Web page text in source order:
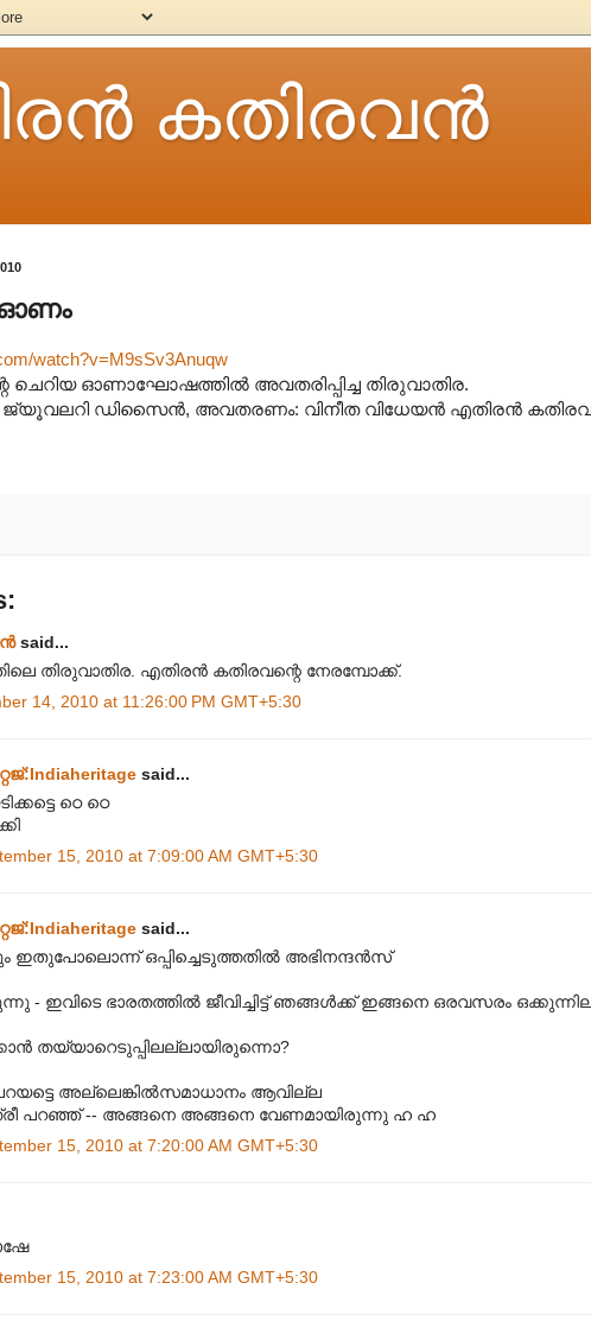
കതിരവന്‍
ഓണം
watch?v=M9sSv3Anuqw
ചെറിയ ഓണാഘോഷത്തിൽ അവതരിപ്പിച്ച തിരുവാതിര.
ജ്യൂവലറി ഡിസൈൻ, അവതരണം: വിനീത വിധേയൻ എതിരൻ
said...
തിരുവാതിര. എതിരൻ കതിരവന്റെ നേരമ്പോക്ക്.
14, 2010 at 11:26:00 PM GMT+5:30
said...
ഠെ ഠെ
15, 2010 at 7:09:00 AM GMT+5:30
said...
ഇതുപോലൊന്ന് ഒപ്പിച്ചെടുത്തതില്‍ അഭിനന്ദന്‍സ്‌
ഭാരതത്തില്‍ ജീവിച്ചിട്ട്‌ ഞങ്ങള്‍ക്ക്‌ ഇങ്ങനെ ഒരവസരം
തയ്യാറെടുപ്പിലല്ലായിരുന്നൊ?
അല്ലെങ്കില്‍സമാധാനം ആവില്ല
പറഞ്ഞ്‌ -- അങ്ങനെ അങ്ങനെ വേണമായിരുന്നു ഹ ഹ
15, 2010 at 7:20:00 AM GMT+5:30
15, 2010 at 7:23:00 AM GMT+5:30